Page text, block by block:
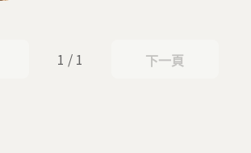
1 / 1 下一頁
下一頁